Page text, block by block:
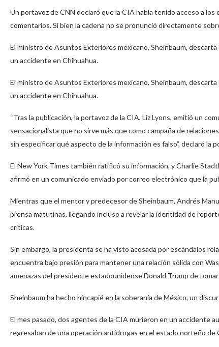
Un portavoz de CNN declaró que la CIA había tenido acceso a
comentarios. Si bien la cadena no se pronunció directamente
El ministro de Asuntos Exteriores mexicano, Sheinbaum,
un accidente en Chihuahua.
El ministro de Asuntos Exteriores mexicano, Sheinbaum,
un accidente en Chihuahua.
“Tras la publicación, la portavoz de la CIA, Liz Lyons, emitió un
sensacionalista que no sirve más que como campaña de
sin especificar qué aspecto de la información es falso”, declaró la
El New York Times también ratificó su información, y Charlie
afirmó en un comunicado enviado por correo electrónico que la
Mientras que el mentor y predecesor de Sheinbaum, Andrés
prensa matutinas, llegando incluso a revelar la identidad de
críticas.
Sin embargo, la presidenta se ha visto acosada por escándalos
encuentra bajo presión para mantener una relación sólida con
amenazas del presidente estadounidense Donald Trump de
Sheinbaum ha hecho hincapié en la soberanía de México, un
El mes pasado, dos agentes de la CIA murieron en un accidente
regresaban de una operación antidrogas en el estado norteño de